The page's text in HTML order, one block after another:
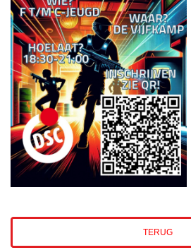
TERUG